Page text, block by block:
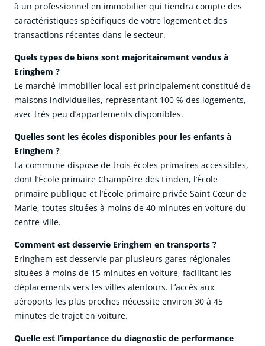
à un professionnel en immobilier qui tiendra compte des
caractéristiques spécifiques de votre logement et des
transactions récentes dans le secteur.
Quels types de biens sont majoritairement vendus à
Eringhem ?
Le marché immobilier local est principalement constitué de
maisons individuelles, représentant 100 % des logements,
avec très peu d’appartements disponibles.
Quelles sont les écoles disponibles pour les enfants à
Eringhem ?
La commune dispose de trois écoles primaires accessibles,
dont l’École primaire Champêtre des Linden, l’École
primaire publique et l’École primaire privée Saint Cœur de
Marie, toutes situées à moins de 40 minutes en voiture du
centre-ville.
Comment est desservie Eringhem en transports ?
Eringhem est desservie par plusieurs gares régionales
situées à moins de 15 minutes en voiture, facilitant les
déplacements vers les villes alentours. L’accès aux
aéroports les plus proches nécessite environ 30 à 45
minutes de trajet en voiture.
Quelle est l’importance du diagnostic de performance